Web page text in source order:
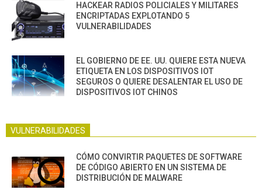
HACKEAR RADIOS POLICIALES Y MILITARES
ENCRIPTADAS EXPLOTANDO 5
VULNERABILIDADES
EL GOBIERNO DE EE. UU. QUIERE ESTA NUEVA
ETIQUETA EN LOS DISPOSITIVOS IOT
SEGUROS O QUIERE DESALENTAR EL USO DE
DISPOSITIVOS IOT CHINOS
VULNERABILIDADES
CÓMO CONVIRTIR PAQUETES DE SOFTWARE
DE CÓDIGO ABIERTO EN UN SISTEMA DE
DISTRIBUCIÓN DE MALWARE